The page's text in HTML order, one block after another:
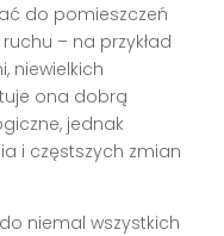
do pomieszczeń
– na przykład
niewielkich
ona dobrą
jednak
i częstszych zmian
niemal wszystkich